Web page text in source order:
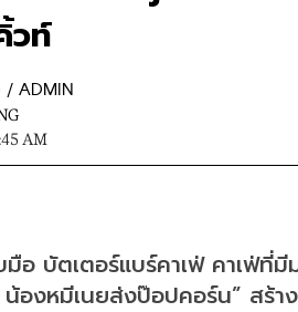
วท์
/ ADMIN
AM
มือ บัตเตอร์แบร์คาเฟ่ คาเฟ่
งหมีเนยส่งป๊อปคอร์น” สร้า